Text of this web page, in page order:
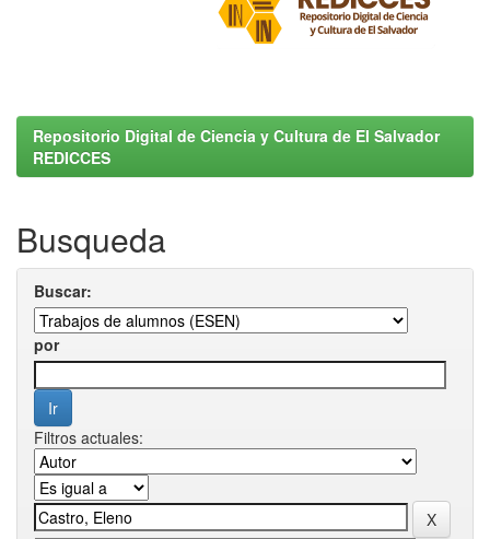
Repositorio Digital de Ciencia y Cultura de El Salvador
REDICCES
Busqueda
Buscar:
por
Filtros actuales: